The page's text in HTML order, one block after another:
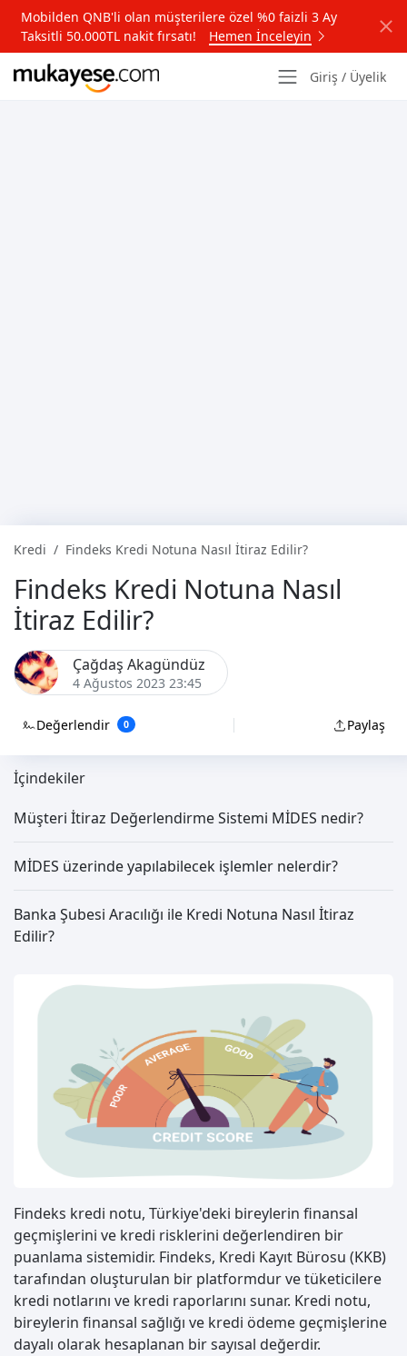
Mobilden QNB'li olan müşterilere özel %0 faizli 3 Ay
Taksitli 50.000TL nakit fırsatı!
Hemen İnceleyin
Giriş / Üyelik
Kredi Findeks Kredi Notuna Nasıl İtiraz Edilir?
Findeks Kredi Notuna Nasıl
İtiraz Edilir?
Çağdaş Akagündüz
4 Ağustos 2023 23:45
Değerlendir 0 Paylaş
Findeks kredi notu, Türkiye'deki bireylerin finansal
geçmişlerini ve kredi risklerini değerlendiren bir
puanlama sistemidir. Findeks, Kredi Kayıt Bürosu (KKB)
tarafından oluşturulan bir platformdur ve tüketicilere
kredi notlarını ve kredi raporlarını sunar. Kredi notu,
bireylerin finansal sağlığı ve kredi ödeme geçmişlerine
dayalı olarak hesaplanan bir sayısal değerdir.
İçindekiler
Müşteri İtiraz Değerlendirme Sistemi MİDES nedir?
MİDES üzerinde yapılabilecek işlemler nelerdir?
Banka Şubesi Aracılığı ile Kredi Notuna Nasıl İtiraz
Edilir?